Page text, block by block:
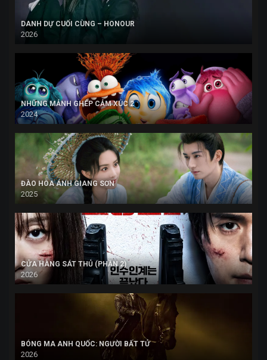
DANH DỰ CUỐI CÙNG – HONOUR
2026
NHỮNG MẢNH GHÉP CẢM XÚC 2
2024
ĐÀO HOA ÁNH GIANG SƠN
2025
CỬA HÀNG SÁT THỦ (PHẦN 2)
2026
BÓNG MA ANH QUỐC: NGƯỜI BẤT TỬ
2026